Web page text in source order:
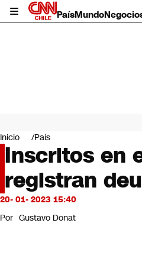
PaísMundo
Mundo
Negocios
Deportes
Programas completos
Cultura
Servicios
Bits
CNN Data
Inicio País
Inscritos en
registran
20- 01- 2023 15:40
Por Gustavo Donat